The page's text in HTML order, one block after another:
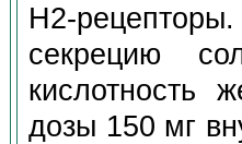
H2-
секрецию
кислотность
дозы 150 мг